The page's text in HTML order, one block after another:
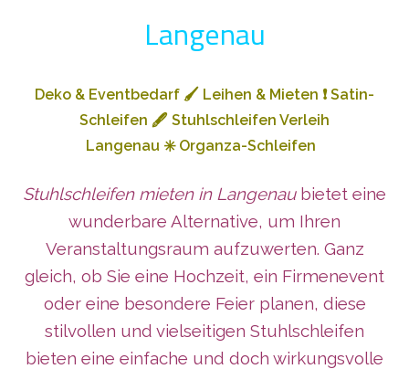
Langenau
Deko & Eventbedarf 🖌️ Leihen & Mieten ❗Satin-
Schleifen 🖋️ Stuhlschleifen Verleih
Langenau ✳️ Organza-Schleifen
Stuhlschleifen mieten in Langenaubietet eine
wunderbare Alternative, um Ihren
Veranstaltungsraum aufzuwerten. Ganz
gleich, ob Sie eine Hochzeit, ein Firmenevent
oder eine besondere Feier planen, diese
stilvollen und vielseitigen Stuhlschleifen
bieten eine einfache und doch wirkungsvolle